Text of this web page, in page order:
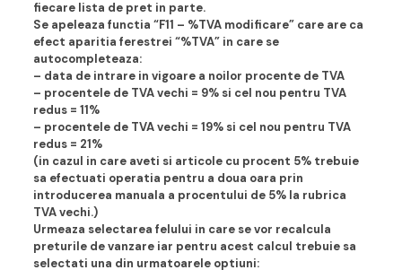
fiecare lista de pret in parte.
Se apeleaza functia “F11 – %TVA modificare” care are ca
efect aparitia ferestrei “%TVA” in care se
autocompleteaza:
– data de intrare in vigoare a noilor procente de TVA
– procentele de TVA vechi = 9% si cel nou pentru TVA
redus = 11%
– procentele de TVA vechi = 19% si cel nou pentru TVA
redus = 21%
(in cazul in care aveti si articole cu procent 5% trebuie
sa efectuati operatia pentru a doua oara prin
introducerea manuala a procentului de 5% la rubrica
TVA vechi.)
Urmeaza selectarea felului in care se vor recalcula
preturile de vanzare iar pentru acest calcul trebuie sa
selectati una din urmatoarele optiuni: